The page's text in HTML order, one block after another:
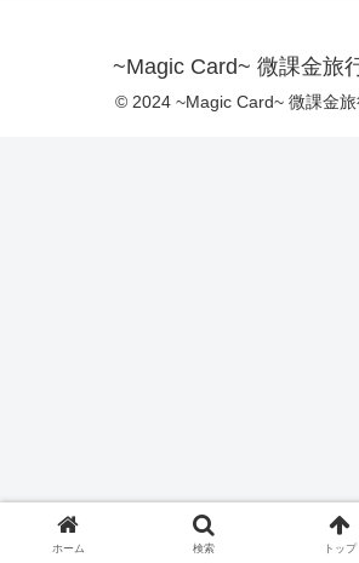
~Magic Card~ 微課金旅
© 2024 ~Magic Card~ 微課金旅
ホーム 検索 トップ